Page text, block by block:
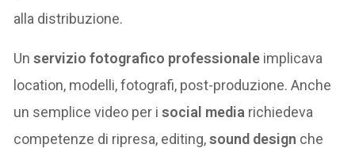
alla distribuzione.
Unservizio fotografico professionale implicava
location, modelli, fotografi, post-produzione. Anche
un semplice video per isocial media richiedeva
competenze di ripresa, editing,sound design che